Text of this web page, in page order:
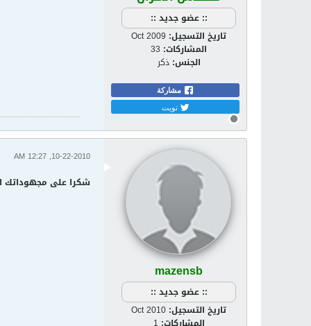
:: عضو جديد ::
تاريخ التسجيل: Oct 2009
المشاركات: 33
الجنس: ذكر
مشاركة
تويت
mazensb
:: عضو جديد ::
تاريخ التسجيل: Oct 2010
10-22-2010, 12:27 AM
شكرا على مجهوداتك